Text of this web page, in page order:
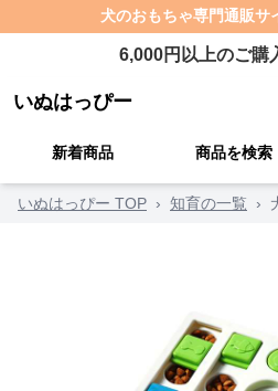
犬のおもちゃ専門通販サ
6,000円以上のご購
いぬはっぴー
新着商品 商品を検索
いぬはっぴー TOP › 知育の一覧 ›